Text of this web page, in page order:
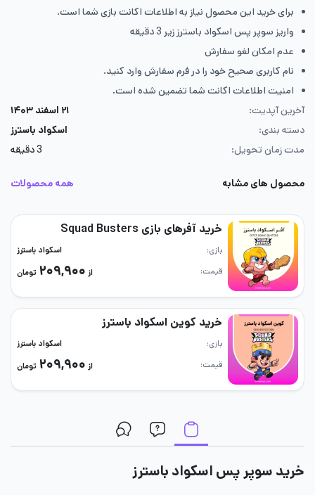
برای خرید این محصول نیاز به اطلاعات اکانت بازی شما است.
واریز سوپر پس اسکواد باسترز زیر 3 دقیقه
عدم امکان لغو سفارش
نام کاربری صحیح خود را در فرم سفارش وارد کنید.
امنیت اطلاعات اکانت شما تضمین شده است.
آخرین آپدیت:
۲۱ اسفند ۱۴۰۳
دسته بندی:
اسکواد باسترز
مدت زمان تحویل:
3 دقیقه
محصول های مشابه همه محصولات
خرید آفرهای بازی Squad Busters
بازی
اسکواد باسترز
قیمت
از ۲۰۹,۹۰۰ تومان
خرید کوین اسکواد باسترز
بازی
اسکواد باسترز
قیمت
از ۲۰۹,۹۰۰ تومان
خرید سوپر پس اسکواد باسترز